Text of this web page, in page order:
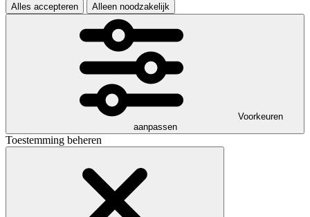
Alles accepteren Alleen noodzakelijk
Voorkeuren
aanpassen
Toestemming beheren